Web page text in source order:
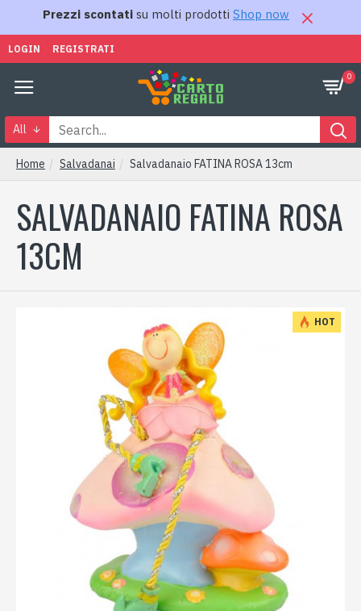
Prezzi scontati su molti prodotti Shop now
LOGIN REGISTRATI
0
All
Home Salvadanai Salvadanaio FATINA ROSA 13cm
SALVADANAIO FATINA ROSA
13CM
HOT